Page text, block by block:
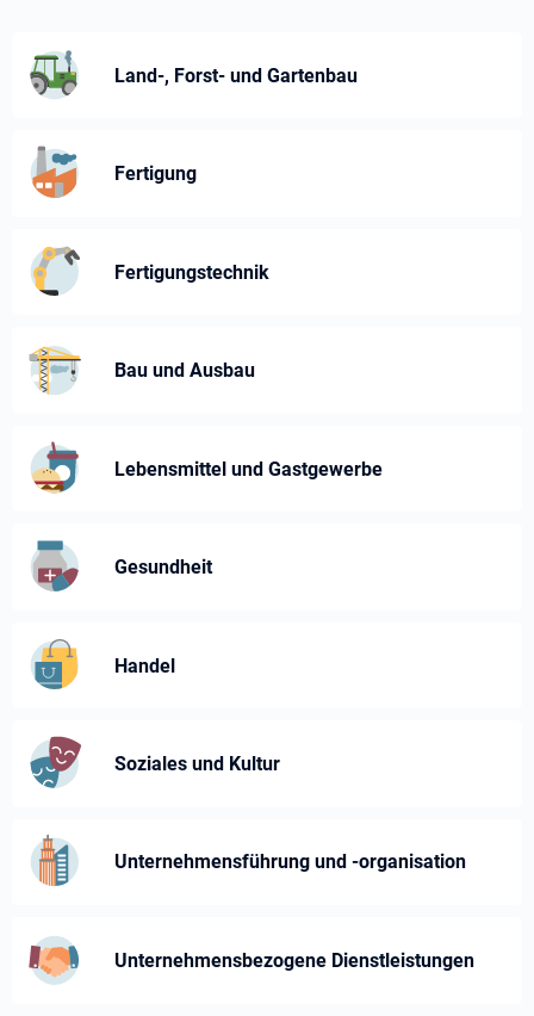
Land-, Forst- und Gartenbau
Fertigung
Fertigungstechnik
Bau und Ausbau
Lebensmittel und Gastgewerbe
Gesundheit
Handel
Soziales und Kultur
Unternehmensführung und -⁠organisation
Unternehmens­bezogene Dienst­leistungen